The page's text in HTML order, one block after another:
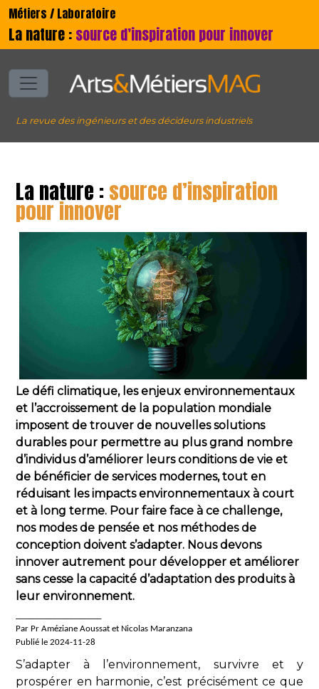
Métiers / Laboratoire
La nature :source d’inspiration pour innover
La revue des ingénieurs et des décideurs industriels
La nature :source d’inspiration
pour innover
Le défi climatique, les enjeux environnementaux
et l’accroissement de la population mondiale
imposent de trouver de nouvelles solutions
durables pour permettre au plus grand nombre
d’individus d’améliorer leurs conditions de vie et
de bénéficier de services modernes, tout en
réduisant les impacts environnementaux à court
et à long terme. Pour faire face à ce challenge,
nos modes de pensée et nos méthodes de
conception doivent s’adapter. Nous devons
innover autrement pour développer et améliorer
sans cesse la capacité d’adaptation des produits à
leur environnement.
Par Pr Améziane Aoussat et Nicolas Maranzana
Publié le 2024-11-28
S’adapter à l’environnement, survivre et y
prospérer en harmonie, c’est précisément ce que